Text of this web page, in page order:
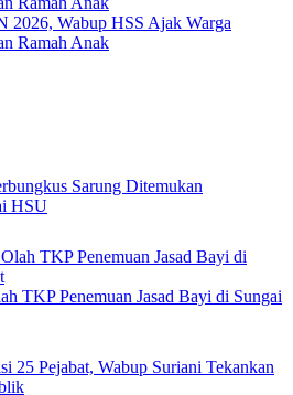
2026, Wabup HSS Ajak Warga
Ramah Anak
Sarung Ditemukan
HSU
TKP Penemuan Jasad Bayi di Sungai